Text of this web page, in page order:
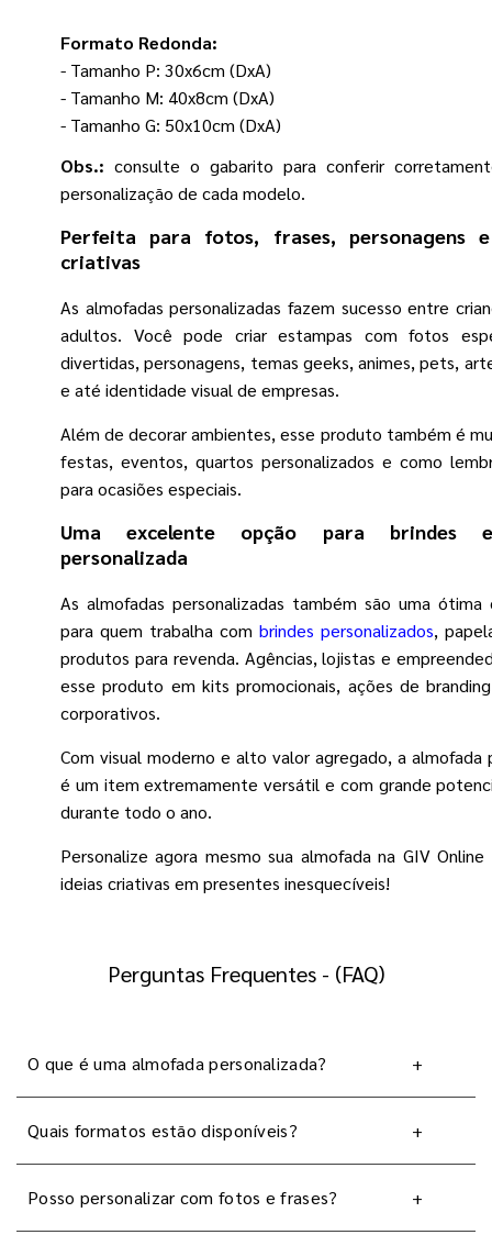
Formato Redonda:
- Tamanho P: 30x6cm (DxA)
- Tamanho M: 40x8cm (DxA)
- Tamanho G: 50x10cm (DxA)
Obs.: consulte o gabarito para conferir
personalização de cada modelo.
Perfeita para fotos, frases, personagens
criativas
As almofadas personalizadas fazem sucesso entre
adultos. Você pode criar estampas com fotos
divertidas, personagens, temas geeks, animes, pets,
e até identidade visual de empresas.
Além de decorar ambientes, esse produto também é
festas, eventos, quartos personalizados e como
para ocasiões especiais.
Uma excelente opção para brindes
personalizada
As almofadas personalizadas também são uma ótima
para quem trabalha com brindes personalizados,
produtos para revenda. Agências, lojistas e
esse produto em kits promocionais, ações de
corporativos.
Com visual moderno e alto valor agregado, a almofada
é um item extremamente versátil e com grande
durante todo o ano.
Personalize agora mesmo sua almofada na GIV
ideias criativas em presentes inesquecíveis!
Perguntas Frequentes - (FAQ)
O que é uma almofada personalizada? +
Quais formatos estão disponíveis? +
Posso personalizar com fotos e frases? +